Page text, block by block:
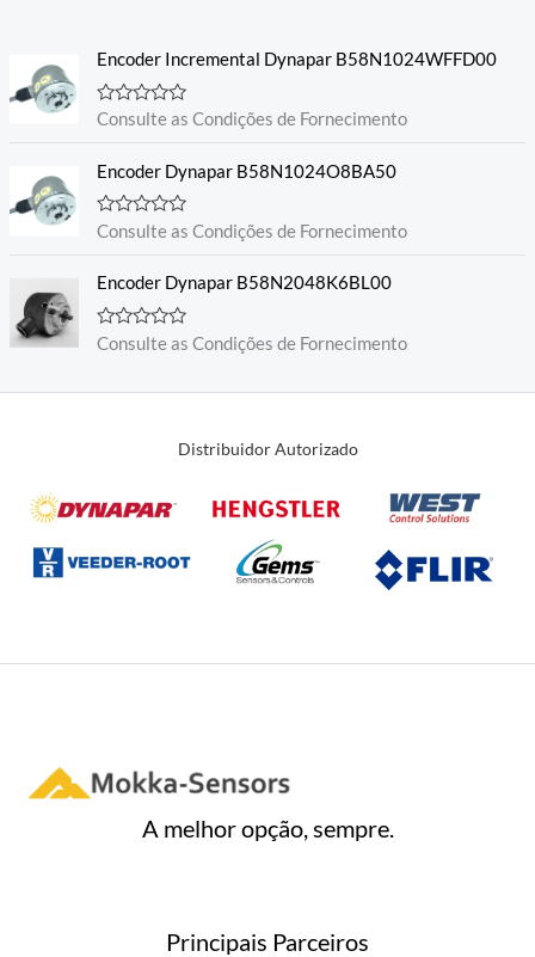
ç
o
0
d
5
Encoder Incremental Dynapar B58N1024WFFD00
A
l
a
ã
d
5
Consulte as Condições de Fornecimento
Encoder Dynapar B58N1024O8BA50
A
l
a
ç
ã
d
Consulte as Condições de Fornecimento
Encoder Dynapar B58N2048K6BL00
A
l
d
Consulte as Condições de Fornecimento
Distribuidor Autorizado
A melhor opção, sempre.
Principais Parceiros